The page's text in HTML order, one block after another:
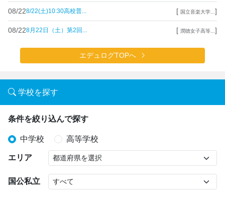
08/228/22(土)10:30高校普... [ 国立音楽大学... ]
08/228月22日（土）第2回... [ 潤徳女子高等... ]
エデュログTOPへ
学校を探す
条件を絞り込んで探す
中学校 高等学校
エリア
国公私立